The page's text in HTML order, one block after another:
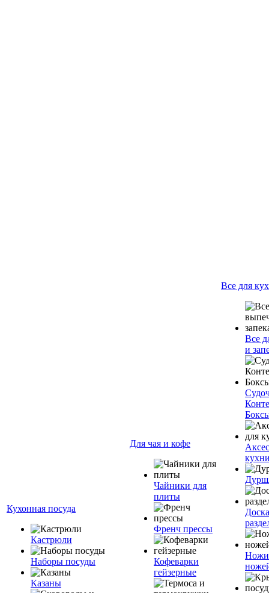
Кухонная посуда
Кастрюли
Наборы посуды
Казаны
Для чая и кофе
Чайники для
плиты
Френч прессы
Кофеварки
гейзерные
Все для
Все
и
Доска